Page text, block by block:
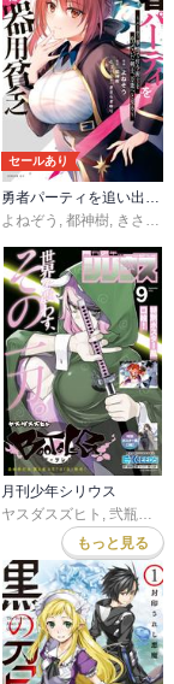
セールあり
よねぞう
都神樹 きさらぎゆり
月刊少年シリウス
ヤスダスズヒト , 弐瓶勉
もっと見る